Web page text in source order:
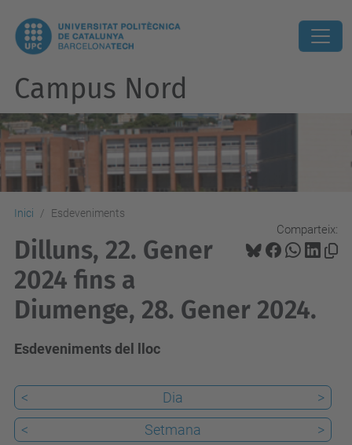
Campus Nord
Inici Esdeveniments
Comparteix:
Dilluns, 22. Gener
2024 fins a
Diumenge, 28. Gener 2024.
Esdeveniments del lloc
< Dia
>
<
Setmana
>